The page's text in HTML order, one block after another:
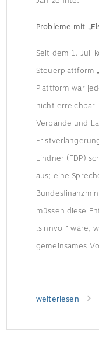
Probleme mit
Seit dem 1. Juli
Steuerplattform
Plattform war
nicht erreichbar
Verbände und
Lindner (FDP)
aus; eine
müssen diese
„sinnvoll“ wäre,
gemeinsames
weiterlesen